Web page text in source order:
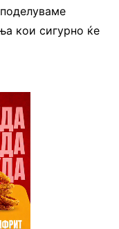
кои сигурно ќе